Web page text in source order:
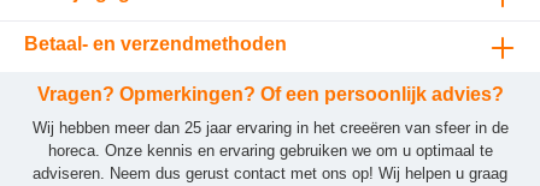
Betaal- en verzendmethoden
Vragen? Opmerkingen? Of een persoonlijk advies?
Wij hebben meer dan 25 jaar ervaring in het creeëren van sfeer in de
horeca. Onze kennis en ervaring gebruiken we om u optimaal te
adviseren. Neem dus gerust contact met ons op! Wij helpen u graag